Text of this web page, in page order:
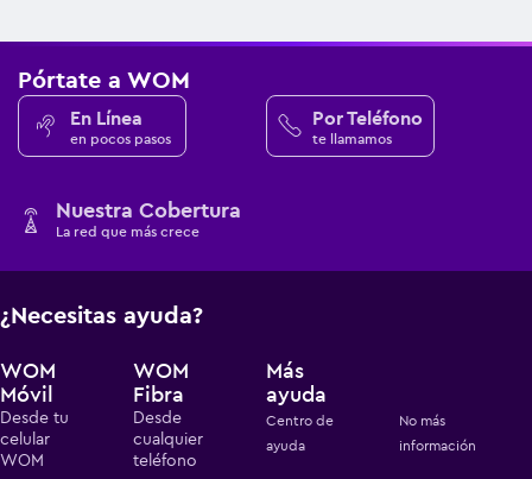
Pórtate a WOM
En Línea
en pocos pasos
Por Teléfono
te llamamos
Nuestra Cobertura
La red que más crece
¿Necesitas ayuda?
WOM
Móvil
Desde tu
celular
WOM
WOM
Fibra
Desde
cualquier
teléfono
Más
ayuda
Centro de
ayuda
No más
información